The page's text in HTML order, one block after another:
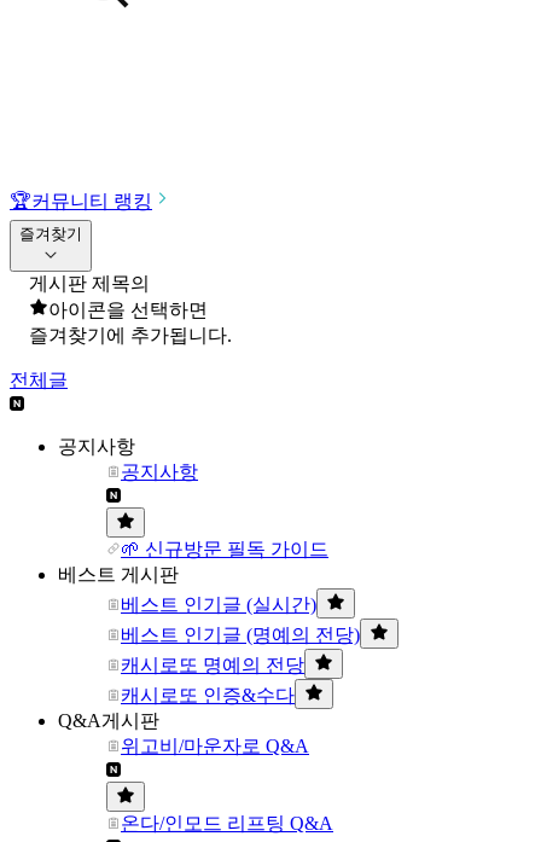
🏆커뮤니티 랭킹
즐겨찾기
게시판 제목의
아이콘을 선택하면
즐겨찾기에 추가됩니다.
전체글
공지사항
공지사항
🌱 신규방문 필독 가이드
베스트 게시판
베스트 인기글 (실시간)
베스트 인기글 (명예의 전당)
캐시로또 명예의 전당
캐시로또 인증&수다
Q&A게시판
위고비/마운자로 Q&A
온다/인모드 리프팅 Q&A